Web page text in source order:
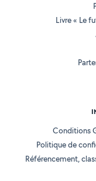
Livre « Le
Conditions
Politique de
Référencement,